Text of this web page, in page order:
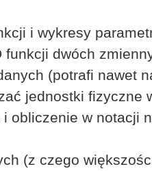
i wykresy
funkcji dwóch
(potrafi nawet
jednostki fizyczne
obliczenie w notacji
(z czego